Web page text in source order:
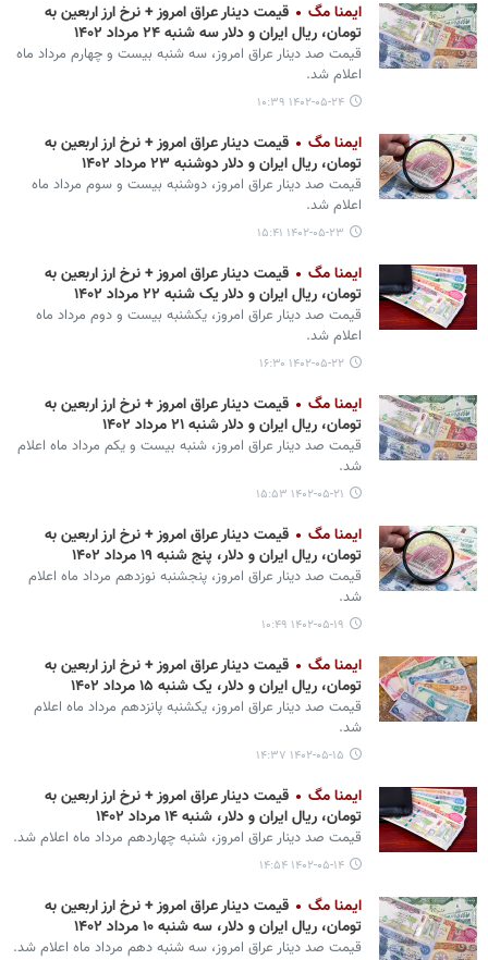
ایمنا مگ
قیمت دینار عراق امروز + نرخ ارز اربعین به
تومان، ریال ایران و دلار سه شنبه ۲۴ مرداد ۱۴۰۲
قیمت صد دینار عراق امروز، سه شنبه بیست و چهارم مرداد ماه
اعلام شد.
۱۴۰۲-۰۵-۲۴ ۱۰:۳۹
ایمنا مگ
قیمت دینار عراق امروز + نرخ ارز اربعین به
تومان، ریال ایران و دلار دوشنبه ۲۳ مرداد ۱۴۰۲
قیمت صد دینار عراق امروز، دوشنبه بیست و سوم مرداد ماه
اعلام شد.
۱۴۰۲-۰۵-۲۳ ۱۵:۴۱
ایمنا مگ
قیمت دینار عراق امروز + نرخ ارز اربعین به
تومان، ریال ایران و دلار یک شنبه ۲۲ مرداد ۱۴۰۲
قیمت صد دینار عراق امروز، یکشنبه بیست و دوم مرداد ماه
اعلام شد.
۱۴۰۲-۰۵-۲۲ ۱۶:۳۰
ایمنا مگ
قیمت دینار عراق امروز + نرخ ارز اربعین به
تومان، ریال ایران و دلار شنبه ۲۱ مرداد ۱۴۰۲
قیمت صد دینار عراق امروز، شنبه بیست و یکم مرداد ماه اعلام
شد.
۱۴۰۲-۰۵-۲۱ ۱۵:۵۳
ایمنا مگ
قیمت دینار عراق امروز + نرخ ارز اربعین به
تومان، ریال ایران و دلار، پنج شنبه ۱۹ مرداد ۱۴۰۲
قیمت صد دینار عراق امروز، پنجشنبه نوزدهم مرداد ماه اعلام
شد.
۱۴۰۲-۰۵-۱۹ ۱۰:۴۹
ایمنا مگ
قیمت دینار عراق امروز + نرخ ارز اربعین به
تومان، ریال ایران و دلار، یک شنبه ۱۵ مرداد ۱۴۰۲
قیمت صد دینار عراق امروز، یکشنبه پانزدهم مرداد ماه اعلام
شد.
۱۴۰۲-۰۵-۱۵ ۱۴:۳۷
ایمنا مگ
قیمت دینار عراق امروز + نرخ ارز اربعین به
تومان، ریال ایران و دلار، شنبه ۱۴ مرداد ۱۴۰۲
قیمت صد دینار عراق امروز، شنبه چهاردهم مرداد ماه اعلام شد.
۱۴۰۲-۰۵-۱۴ ۱۴:۵۴
ایمنا مگ
قیمت دینار عراق امروز + نرخ ارز اربعین به
تومان، ریال ایران و دلار، سه شنبه ۱۰ مرداد ۱۴۰۲
قیمت صد دینار عراق امروز، سه شنبه دهم مرداد ماه اعلام شد.